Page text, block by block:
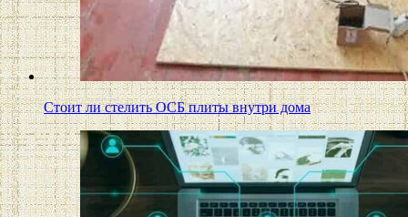
Стоит ли стелить ОСБ плиты внутри дома